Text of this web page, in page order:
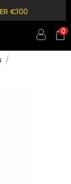
€100
0